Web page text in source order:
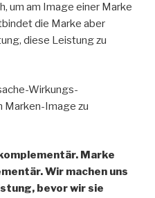
um am Image einer Marke
die Marke aber
diese Leistung zu
Wirkungs-
Marken-Image zu
Marke
Wir machen uns
bevor wir sie